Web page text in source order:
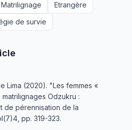
Matrilignage
Etrangère
de survie
Lima (2020). "Les femmes «
Odzukru :
de pérennisation de la
pp. 319-323.